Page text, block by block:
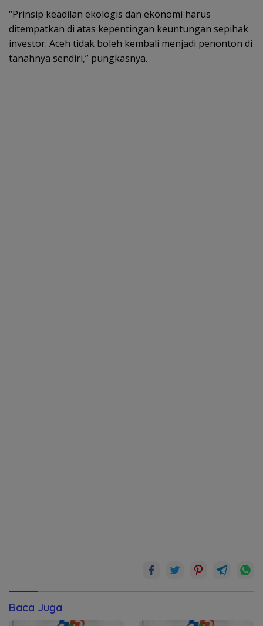
“Prinsip keadilan ekologis dan ekonomi harus
ditempatkan di atas kepentingan keuntungan sepihak
investor. Aceh tidak boleh kembali menjadi penonton di
tanahnya sendiri,” pungkasnya.
Baca Juga